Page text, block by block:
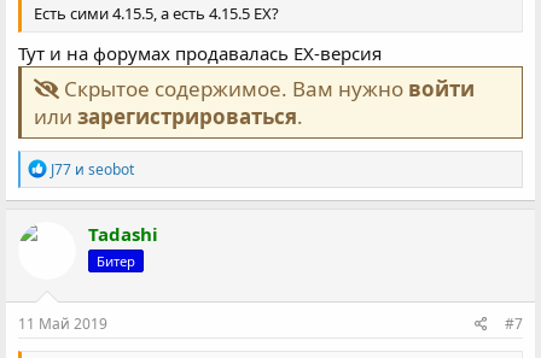
Есть сими 4.15.5, а есть 4.15.5 EX?
Тут и на форумах продавалась EX-версия
Скрытое содержимое. Вам нужно войти
или зарегистрироваться.
Р
е
а
:
J77 и seobot
Tadashi
Битер
11 Май 2019 #7